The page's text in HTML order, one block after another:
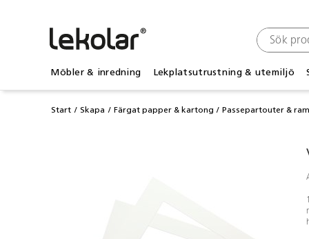
Möbler & inredning Lekplatsutrustning & utemiljö
Start Skapa Färgat papper & kartong Passepartouter &